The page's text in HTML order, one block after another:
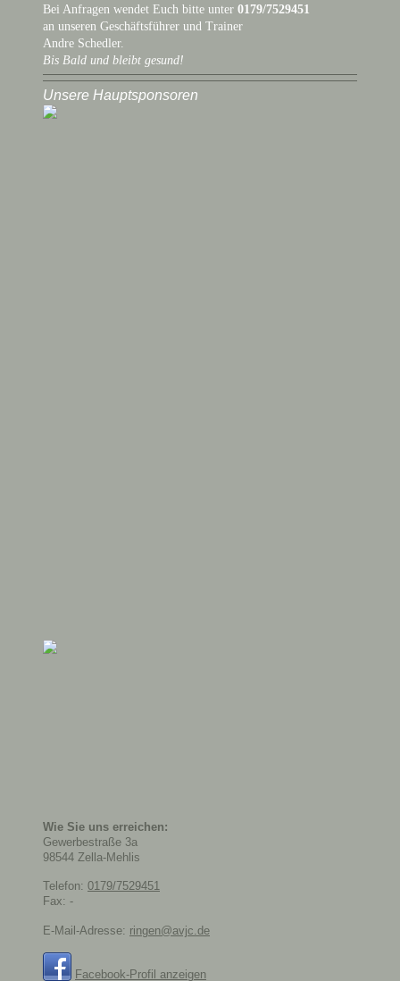
Bei Anfragen wendet Euch bitte unter 0179/7529451
an unseren Geschäftsführer und Trainer
Andre Schedler.
Bis Bald und bleibt gesund!
Unsere Hauptsponsoren
Wie Sie uns erreichen:
Gewerbestraße 3a
98544 Zella-Mehlis
Telefon: 0179/7529451
Fax: -
E-Mail-Adresse: ringen@avjc.de
Facebook-Profil anzeigen